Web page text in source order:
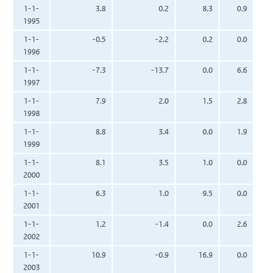
1-1-
1995
3.8 0.2 8.3 0.9
1-1-
1996
-0.5 -2.2 0.2 0.0
1-1-
1997
-7.3 -13.7 0.0 6.6
1-1-
1998
7.9 2.0 1.5 2.8
1-1-
1999
8.8 3.4 0.0 1.9
1-1-
2000
8.1 3.5 1.0 0.0
1-1-
2001
6.3 1.0 9.5 0.0
1-1-
2002
1.2 -1.4 0.0 2.6
1-1-
2003
10.9 -0.9 16.9 0.0